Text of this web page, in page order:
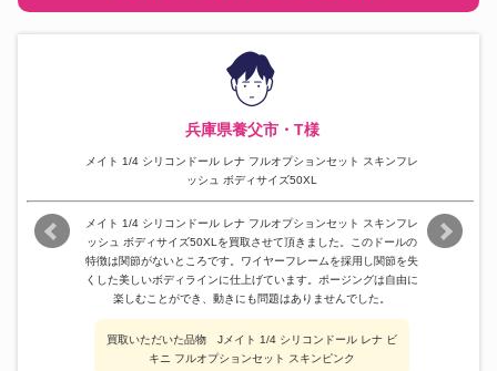
兵庫県養父市・T様
メイト 1/4 シリコンドール レナ フルオプションセット スキンフレ
ッシュ ボディサイズ50XL
メイト 1/4 シリコンドール レナ フルオプションセット スキンフレ
ッシュ ボディサイズ50XLを買取させて頂きました。このドールの
特徴は関節がないところです。ワイヤーフレームを採用し関節を失
くした美しいボディラインに仕上げています。ポージングは自由に
楽しむことができ、動きにも問題はありませんでした。
買取いただいた品物 Jメイト 1/4 シリコンドール レナ ビ
キニ フルオプションセット スキンピンク